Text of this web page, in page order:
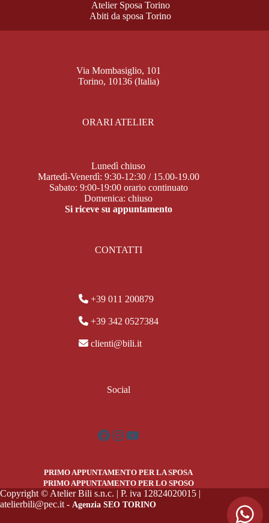
Atelier Sposa Torino
Abiti da sposa Torino
Via Mombasiglio, 101
Torino, 10136 (Italia)
ORARI ATELIER
Lunedì chiuso
Martedì-Venerdì: 9:30-12:30 / 15.00-19.00
Sabato: 9:00-19:00 orario continuato
Domenica: chiuso
Si riceve su appuntamento
CONTATTI
+39 011 200879
+39 342 0527384
clienti@bili.it
Social
Facebook
Instagram
YouTube
PRIMO APPUNTAMENTO PER LA SPOSA
PRIMO APPUNTAMENTO PER LO SPOSO
Copyright © Atelier Bili s.n.c. | P. iva 12824020015 |
atelierbili@pec.it - Agenzia SEO TORINO